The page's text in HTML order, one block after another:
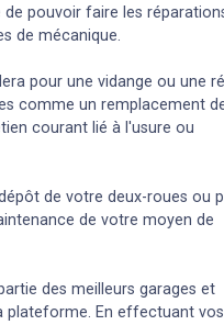
pouvoir faire les
de mécanique.
pour une vidange ou une
comme un remplacement
courant lié à l'usure ou
de votre deux-roues ou
de votre moyen de
des meilleurs garages et
plateforme. En effectuant vos